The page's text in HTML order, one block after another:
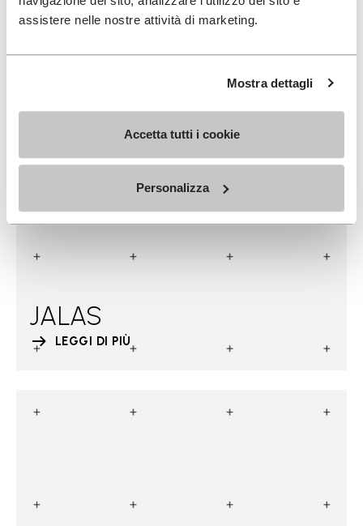
assistere nelle nostre attività di marketing.
Mostra dettagli
Accetta tutti i cookie
Personalizza
JALAS
LEGGI DI PIÙ